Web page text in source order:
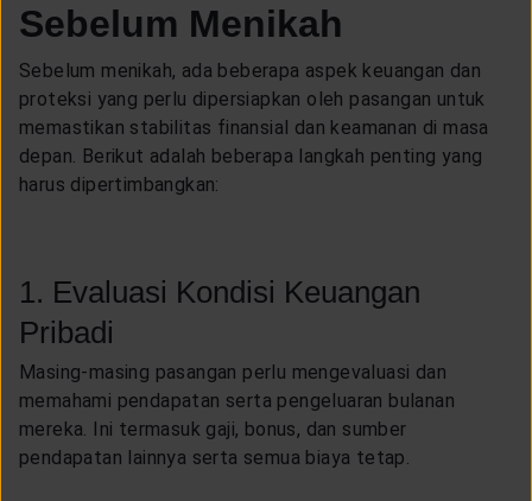
Sebelum Menikah
Sebelum menikah, ada beberapa aspek keuangan dan
proteksi yang perlu dipersiapkan oleh pasangan untuk
memastikan stabilitas finansial dan keamanan di masa
depan. Berikut adalah beberapa langkah penting yang
harus dipertimbangkan:
1. Evaluasi Kondisi Keuangan
Pribadi
Masing-masing pasangan perlu mengevaluasi dan
memahami pendapatan serta pengeluaran bulanan
mereka. Ini termasuk gaji, bonus, dan sumber
pendapatan lainnya serta semua biaya tetap.